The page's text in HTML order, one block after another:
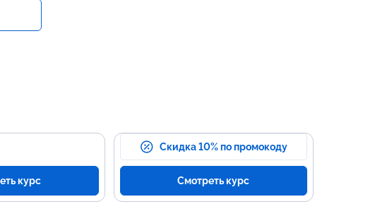
курс
Скидка 10% по промокоду
Смотреть курс